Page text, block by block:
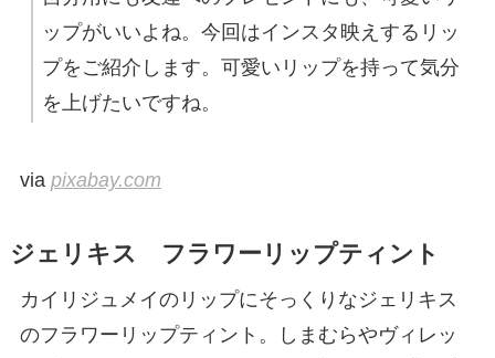
ップがいいよね。今回はインスタ映えするリッ
プをご紹介します。可愛いリップを持って気分
を上げたいですね。
via pixabay.com
ジェリキス フラワーリップティント
カイリジュメイのリップにそっくりなジェリキス
のフラワーリップティント。しまむらやヴィレッ